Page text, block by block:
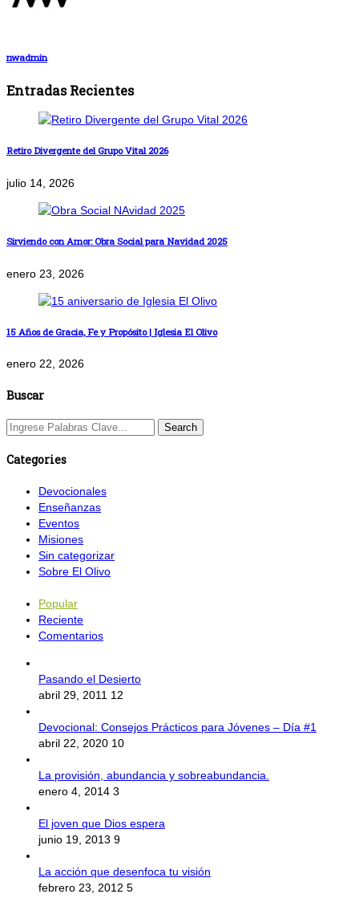
nwadmin
Entradas Recientes
Retiro Divergente del Grupo Vital 2026
julio 14, 2026
Sirviendo con Amor: Obra Social para Navidad 2025
enero 23, 2026
15 Años de Gracia, Fe y Propósito | Iglesia El Olivo
enero 22, 2026
Buscar
Categories
Devocionales
Enseñanzas
Eventos
Misiones
Sin categorizar
Sobre El Olivo
Popular
Reciente
Comentarios
Pasando el Desierto
abril 29, 2011 12
Devocional: Consejos Prácticos para Jóvenes – Día #1
abril 22, 2020 10
La provisión, abundancia y sobreabundancia.
enero 4, 2014 3
El joven que Dios espera
junio 19, 2013 9
La acción que desenfoca tu visión
febrero 23, 2012 5